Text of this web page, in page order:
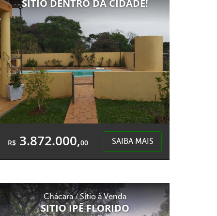
Interior - Chapecó
SÍTIO DENTRO DA CIDADE!
R$ 3.872.000,00 SAIBA MAIS
Área Privativa:
300,00m²
Chácara / Sítio à Venda
SITIO IPÊ FLORIDO